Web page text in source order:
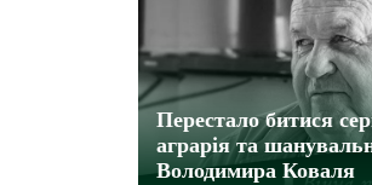
Перестало битися
аграрія та
Володимира Коваля